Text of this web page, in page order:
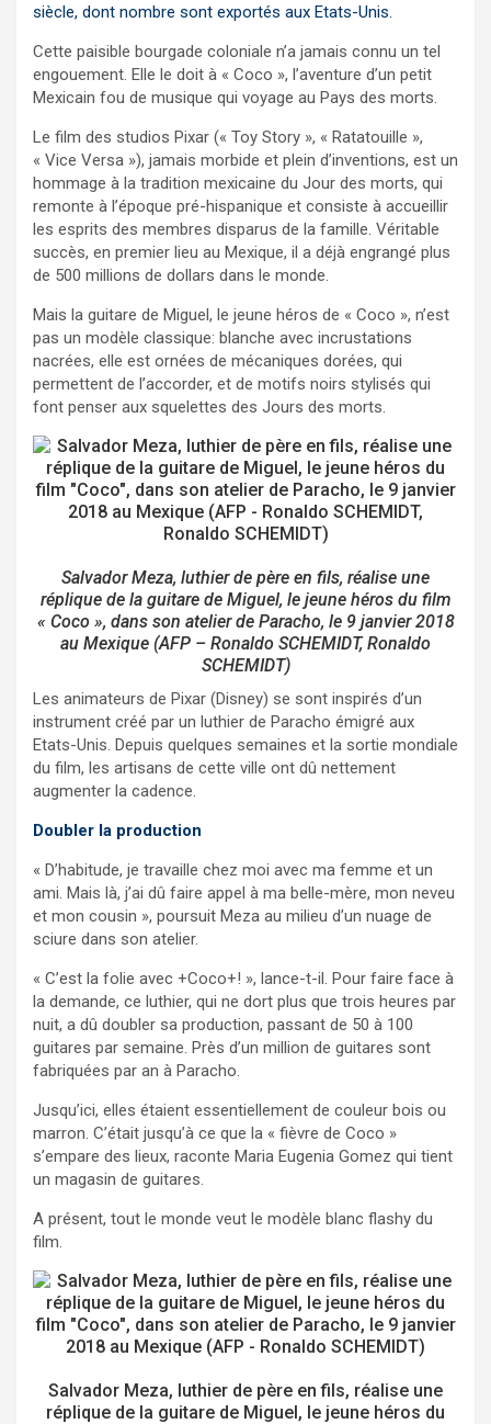
siècle, dont nombre sont exportés aux Etats-Unis.
Cette paisible bourgade coloniale n’a jamais connu un tel
engouement. Elle le doit à « Coco », l’aventure d’un petit
Mexicain fou de musique qui voyage au Pays des morts.
Le film des studios Pixar (« Toy Story », « Ratatouille »,
« Vice Versa »), jamais morbide et plein d’inventions, est un
hommage à la tradition mexicaine du Jour des morts, qui
remonte à l’époque pré-hispanique et consiste à accueillir
les esprits des membres disparus de la famille. Véritable
succès, en premier lieu au Mexique, il a déjà engrangé plus
de 500 millions de dollars dans le monde.
Mais la guitare de Miguel, le jeune héros de « Coco », n’est
pas un modèle classique: blanche avec incrustations
nacrées, elle est ornées de mécaniques dorées, qui
permettent de l’accorder, et de motifs noirs stylisés qui
font penser aux squelettes des Jours des morts.
Salvador Meza, luthier de père en fils, réalise une
réplique de la guitare de Miguel, le jeune héros du film
« Coco », dans son atelier de Paracho, le 9 janvier 2018
au Mexique (AFP – Ronaldo SCHEMIDT, Ronaldo
SCHEMIDT)
Les animateurs de Pixar (Disney) se sont inspirés d’un
instrument créé par un luthier de Paracho émigré aux
Etats-Unis. Depuis quelques semaines et la sortie mondiale
du film, les artisans de cette ville ont dû nettement
augmenter la cadence.
Doubler la production
« D’habitude, je travaille chez moi avec ma femme et un
ami. Mais là, j’ai dû faire appel à ma belle-mère, mon neveu
et mon cousin », poursuit Meza au milieu d’un nuage de
sciure dans son atelier.
« C’est la folie avec +Coco+! », lance-t-il. Pour faire face à
la demande, ce luthier, qui ne dort plus que trois heures par
nuit, a dû doubler sa production, passant de 50 à 100
guitares par semaine. Près d’un million de guitares sont
fabriquées par an à Paracho.
Jusqu’ici, elles étaient essentiellement de couleur bois ou
marron. C’était jusqu’à ce que la « fièvre de Coco »
s’empare des lieux, raconte Maria Eugenia Gomez qui tient
un magasin de guitares.
A présent, tout le monde veut le modèle blanc flashy du
film.
Salvador Meza, luthier de père en fils, réalise une
réplique de la guitare de Miguel, le jeune héros du